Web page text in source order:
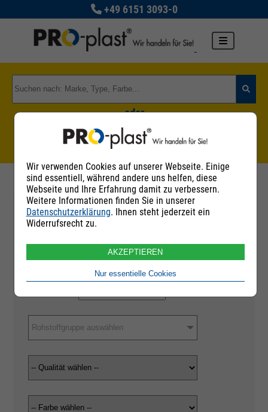
+49 6151 3093-0
oder
Zu den Rohstoffgruppen
Filter
Rohstoffgruppe auswählen
Wir verwenden Cookies auf unserer Webseite. Einige
sind essentiell, während andere uns helfen, diese
Webseite und Ihre Erfahrung damit zu verbessern.
Weitere Informationen finden Sie in unserer
Datenschutzerklärung. Ihnen steht jederzeit ein
Widerrufsrecht zu.
AKZEPTIEREN
Nur essentielle Cookies